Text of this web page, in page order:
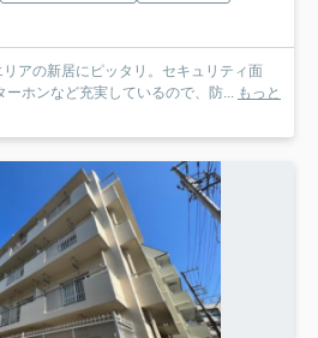
リアの新居にピッタリ。セキュリティ面
ホンなど充実しているので、防...
もっと